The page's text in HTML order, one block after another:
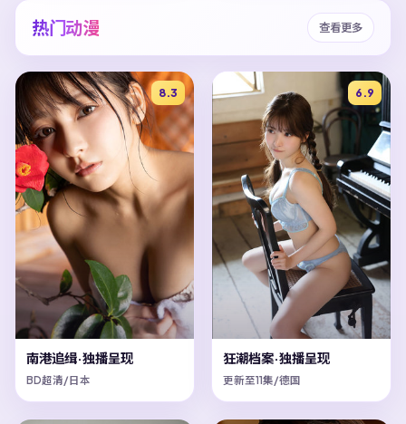
热门动漫 查看更多
8.3
南港追缉·独播呈现
BD超清/日本
6.9
狂潮档案·独播呈现
更新至11集/德国